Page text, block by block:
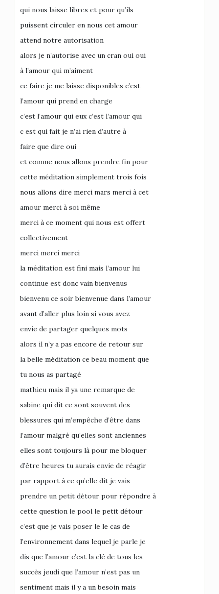
qui nous laisse libres et pour qu’ils
puissent circuler en nous cet amour
attend notre autorisation
alors je n’autorise avec un cran oui oui
à l’amour qui m’aiment
ce faire je me laisse disponibles c’est
l’amour qui prend en charge
c’est l’amour qui eux c’est l’amour qui
c est qui fait je n’ai rien d’autre à
faire que dire oui
et comme nous allons prendre fin pour
cette méditation simplement trois fois
nous allons dire merci mars merci à cet
amour merci à soi même
merci à ce moment qui nous est offert
collectivement
merci merci merci
la méditation est fini mais l’amour lui
continue est donc vain bienvenus
bienvenu ce soir bienvenue dans l’amour
avant d’aller plus loin si vous avez
envie de partager quelques mots
alors il n’y a pas encore de retour sur
la belle méditation ce beau moment que
tu nous as partagé
mathieu mais il ya une remarque de
sabine qui dit ce sont souvent des
blessures qui m’empêche d’être dans
l’amour malgré qu’elles sont anciennes
elles sont toujours là pour me bloquer
d’être heures tu aurais envie de réagir
par rapport à ce qu’elle dit je vais
prendre un petit détour pour répondre à
cette question le pool le petit détour
c’est que je vais poser le le cas de
l’environnement dans lequel je parle je
dis que l’amour c’est la clé de tous les
succès jeudi que l’amour n’est pas un
sentiment mais il y a un besoin mais